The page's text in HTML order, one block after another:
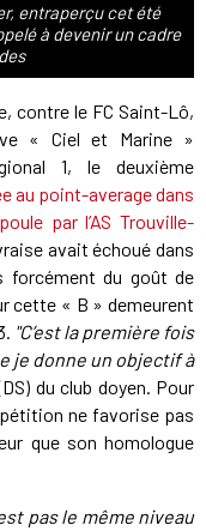
entraperçu cet été
à devenir un cadre
contre le FC Saint-Lô,
« Ciel et Marine »
1, le deuxième
au point-average dans
par l’AS Trouville-
avait échoué dans
forcément du goût de
cette « B » demeurent
"C’est la première fois
je donne un objectif à
du club doyen. Pour
ne favorise pas
que son homologue
pas le même niveau